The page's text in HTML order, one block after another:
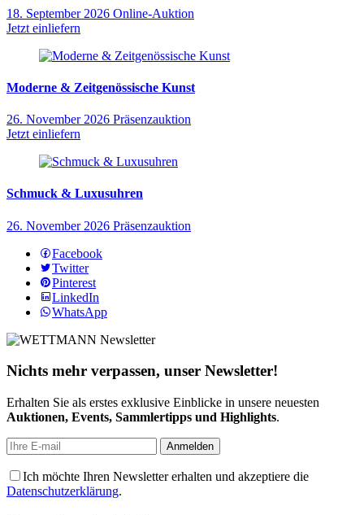
18. September 2026 Online-Auktion
Jetzt einliefern
Moderne & Zeitgenössische Kunst
26. November 2026 Präsenzauktion
Jetzt einliefern
Schmuck & Luxusuhren
26. November 2026 Präsenzauktion
Facebook
Twitter
Pinterest
LinkedIn
WhatsApp
Nichts mehr verpassen, unser Newsletter!
Erhalten Sie als erstes exklusive Einblicke in unsere neuesten
Auktionen, Events, Sammlertipps und Highlights.
Ich möchte Ihren Newsletter erhalten und akzeptiere die
Datenschutzerklärung.